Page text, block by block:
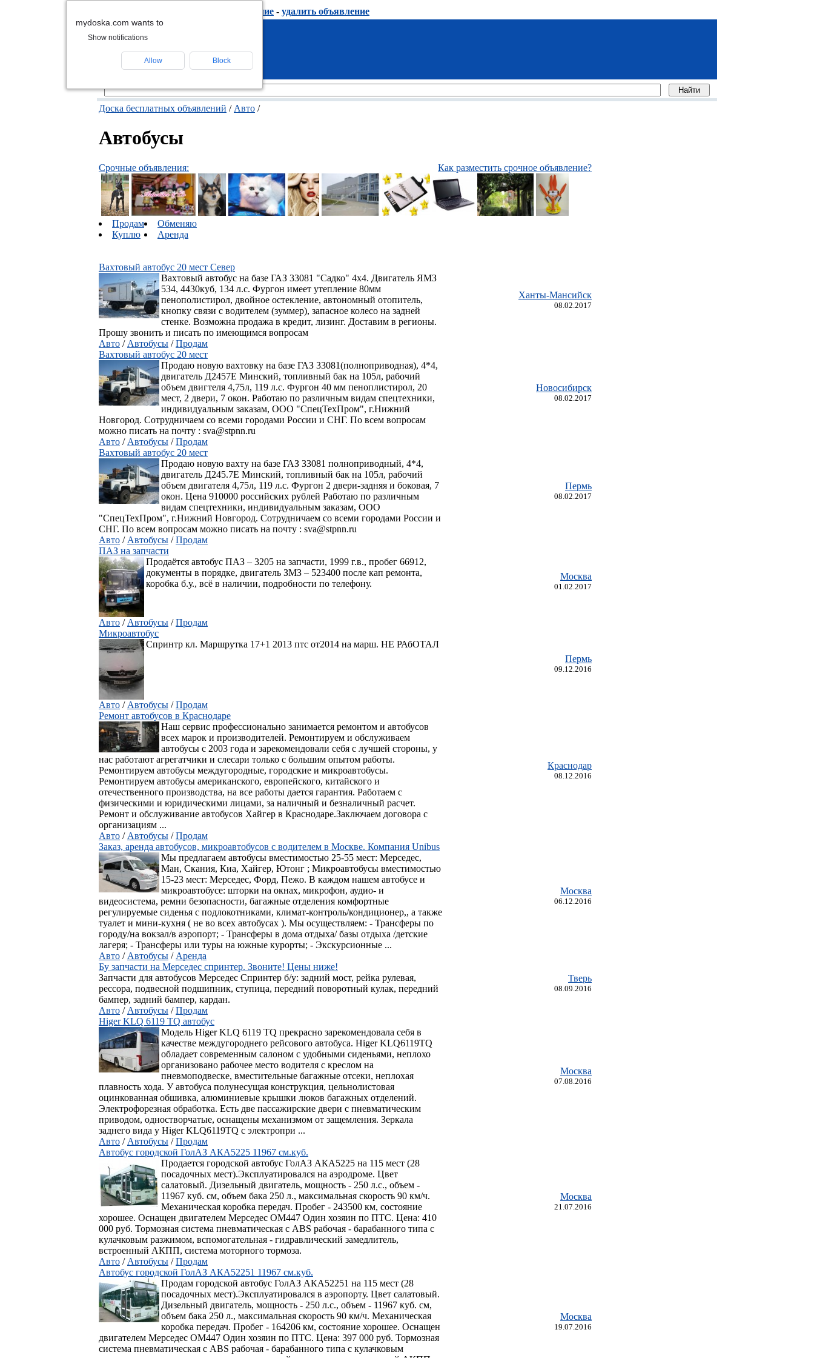
подать объявление - удалить объявление
Доска бесплатных объявлений / Авто /
Автобусы
Срочные объявления: Как разместить срочное объявление?
Продам
Куплю
Обменяю
Аренда
Вахтовый автобус 20 мест Север
Вахтовый автобус на базе ГАЗ 33081 "Садко" 4х4. Двигатель ЯМЗ
534, 4430куб, 134 л.с. Фургон имеет утепление 80мм
пенополистирол, двойное остекление, автономный отопитель,
кнопку связи с водителем (зуммер), запасное колесо на задней
стенке. Возможна продажа в кредит, лизинг. Доставим в регионы.
Прошу звонить и писать по имеющимся вопросам
Ханты-Мансийск
08.02.2017
Авто / Автобусы /Продам
Вахтовый автобус 20 мест
Продаю новую вахтовку на базе ГАЗ 33081(полноприводная), 4*4,
двигатель Д2457Е Минский, топливный бак на 105л, рабочий
объем двигтеля 4,75л, 119 л.с. Фургон 40 мм пеноплистирол, 20
мест, 2 двери, 7 окон. Работаю по различным видам спецтехники,
индивидуальным заказам, ООО "СпецТехПром", г.Нижний
Новгород. Сотрудничаем со всеми городами России и СНГ. По всем вопросам
можно писать на почту : sva@stpnn.ru
Новосибирск
08.02.2017
Авто / Автобусы /Продам
Вахтовый автобус 20 мест
Продаю новую вахту на базе ГАЗ 33081 полноприводный, 4*4,
двигатель Д245.7Е Минский, топливный бак на 105л, рабочий
объем двигателя 4,75л, 119 л.с. Фургон 2 двери-задняя и боковая, 7
окон. Цена 910000 российских рублей Работаю по различным
видам спецтехники, индивидуальным заказам, ООО
"СпецТехПром", г.Нижний Новгород. Сотрудничаем со всеми городами России и
СНГ. По всем вопросам можно писать на почту : sva@stpnn.ru
Пермь
08.02.2017
Авто / Автобусы /Продам
ПАЗ на запчасти
Продаётся автобус ПАЗ – 3205 на запчасти, 1999 г.в., пробег 66912,
документы в порядке, двигатель ЗМЗ – 523400 после кап ремонта,
коробка б.у., всё в наличии, подробности по телефону.
Москва
01.02.2017
Авто / Автобусы /Продам
Микроавтобус
Спринтр кл. Маршрутка 17+1 2013 птс от2014 на марш. НЕ РАбОТАЛ
Пермь
09.12.2016
Авто / Автобусы /Продам
Ремонт автобусов в Краснодаре
Наш сервис профессионально занимается ремонтом и автобусов
всех марок и производителей. Ремонтируем и обслуживаем
автобусы с 2003 года и зарекомендовали себя с лучшей стороны, у
нас работают агрегатчики и слесари только с большим опытом работы.
Ремонтируем автобусы междугородные, городские и микроавтобусы.
Ремонтируем автобусы американского, европейского, китайского и
отечественного производства, на все работы дается гарантия. Работаем с
физическими и юридическими лицами, за наличный и безналичный расчет.
Ремонт и обслуживание автобусов Хайгер в Краснодаре.Заключаем договора с
организациям ...
Краснодар
08.12.2016
Авто / Автобусы /Продам
Заказ, аренда автобусов, микроавтобусов с водителем в Москве. Компания Unibus
Мы предлагаем автобусы вместимостью 25-55 мест: Мерседес,
Ман, Скания, Киа, Хайгер, Ютонг ; Микроавтобусы вместимостью
15-23 мест: Мерседес, Форд, Пежо. В каждом нашем автобусе и
микроавтобусе: шторки на окнах, микрофон, аудио- и
видеосистема, ремни безопасности, багажные отделения комфортные
регулируемые сиденья с подлокотниками, климат-контроль/кондиционер,, а также
туалет и мини-кухня ( не во всех автобусах ). Мы осуществляем: - Трансферы по
городу/на вокзал/в аэропорт; - Трансферы в дома отдыха/ базы отдыха /детские
лагеря; - Трансферы или туры на южные курорты; - Экскурсионные ...
Москва
06.12.2016
Авто / Автобусы / Аренда
Бу запчасти на Мерседес спринтер. Звоните! Цены ниже!
Запчасти для автобусов Мерседес Спринтер б/у: задний мост, рейка рулевая,
рессора, подвесной подшипник, ступица, передний поворотный кулак, передний
бампер, задний бампер, кардан.
Тверь
08.09.2016
Авто / Автобусы /Продам
Higer KLQ 6119 TQ автобус
Модель Higer KLQ 6119 TQ прекрасно зарекомендовала себя в
качестве междугороднего рейсового автобуса. Higer KLQ6119TQ
обладает современным салоном с удобными сиденьями, неплохо
организовано рабочее место водителя с креслом на
пневмоподвеске, вместительные багажные отсеки, неплохая
плавность хода. У автобуса полунесущая конструкция, цельнолистовая
оцинкованная обшивка, алюминиевые крышки люков багажных отделений.
Электрофорезная обработка. Есть две пассажирские двери с пневматическим
приводом, одностворчатые, оснащены механизмом от защемления. Зеркала
заднего вида у Higer KLQ6119TQ с электропри ...
Москва
07.08.2016
Авто / Автобусы /Продам
Автобус городской ГолАЗ АКА5225 11967 см.куб.
Продается городской автобус ГолАЗ АКА5225 на 115 мест (28
посадочных мест).Эксплуатировался на аэродроме. Цвет
салатовый. Дизельный двигатель, мощность - 250 л.с., объем -
11967 куб. см, объем бака 250 л., максимальная скорость 90 км/ч.
Механическая коробка передач. Пробег - 243500 км, состояние
хорошее. Оснащен двигателем Мерседес ОМ447 Один хозяин по ПТС. Цена: 410
000 руб. Тормозная система пневматическая с АВS рабочая - барабанного типа с
кулачковым разжимом, вспомогательная - гидравлический замедлитель,
встроенный АКПП, система моторного тормоза.
Москва
21.07.2016
Авто / Автобусы /Продам
Автобус городской ГолАЗ АКА52251 11967 см.куб.
Продам городской автобус ГолАЗ АКА52251 на 115 мест (28
посадочных мест).Эксплуатировался в аэропорту. Цвет салатовый.
Дизельный двигатель, мощность - 250 л.с., объем - 11967 куб. см,
объем бака 250 л., максимальная скорость 90 км/ч. Механическая
коробка передач. Пробег - 164206 км, состояние хорошее. Оснащен
двигателем Мерседес ОМ447 Один хозяин по ПТС. Цена: 397 000 руб. Тормозная
система пневматическая с АВS рабочая - барабанного типа с кулачковым
Москва
19.07.2016
mydoska.com wants to
Show notifications
Allow Block